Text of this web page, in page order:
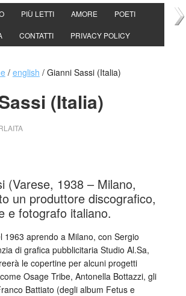
PIÙ LETTI AMORE POETI
CONTATTI PRIVACY POLICY
/ english /Gianni Sassi (Italia)
(Italia)
(Varese, 1938 – Milano,
un produttore discografico,
e fotografo italiano.
1963 aprendo a Milano, con Sergio
di grafica pubblicitaria Studio Al.Sa,
le copertine per alcuni progetti
Osage Tribe, Antonella Bottazzi, gli
Battiato (degli album Fetus e